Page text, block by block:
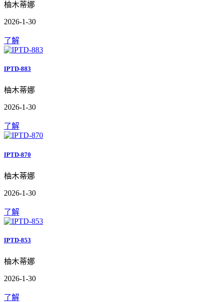
柚木蒂娜
2026-1-30
了解
IPTD-883
柚木蒂娜
2026-1-30
了解
IPTD-870
柚木蒂娜
2026-1-30
了解
IPTD-853
柚木蒂娜
2026-1-30
了解